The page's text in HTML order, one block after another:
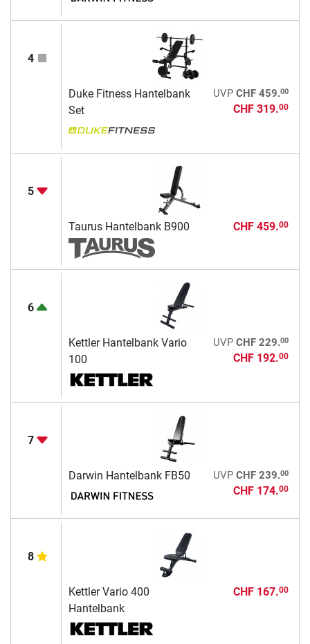
4
Duke Fitness Hantelbank
Set
UVP CHF 459.00
CHF 319.00
5
Taurus Hantelbank B900 CHF 459.00
6
Kettler Hantelbank Vario
100
UVP CHF 229.00
CHF 192.00
7
Darwin Hantelbank FB50 UVP CHF 239.00
CHF 174.00
8
Kettler Vario 400
Hantelbank
CHF 167.00